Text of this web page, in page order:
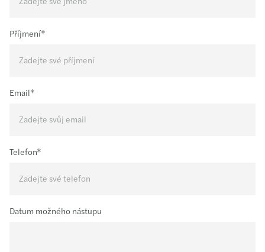
Příjmení*
Email*
Telefon*
Datum možného nástupu